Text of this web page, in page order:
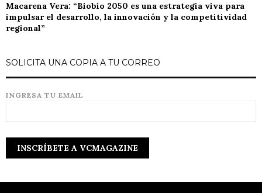
Macarena Vera: “Biobío 2050 es una estrategia viva para
impulsar el desarrollo, la innovación y la competitividad
regional”
SOLICITA UNA COPIA A TU CORREO
INGRESA TU EMAIL